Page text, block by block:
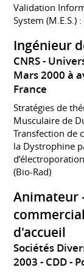
Validation
System (M.E.S.)
Ingénieur
CNRS -
Mars 2000 à
France
Stratégies de
Musculaire de
Transfection de
la Dystrophine
(Bio-Rad)
Animateur
d'accueil
Sociétés
2003 CDD